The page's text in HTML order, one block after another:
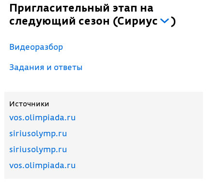
Пригласительный этап на
следующий сезон (Сириус )
Видеоразбор
Задания и ответы
Источники
vos.olimpiada.ru
siriusolymp.ru
siriusolymp.ru
vos.olimpiada.ru